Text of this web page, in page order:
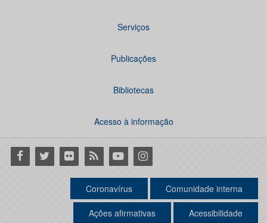
Serviços
Publicações
Bibliotecas
Acesso à informação
Facebook
Twitter Flickr RSS YoutubeInstagram
Coronavírus Comunidade interna
Ações afirmativas Acessibilidade